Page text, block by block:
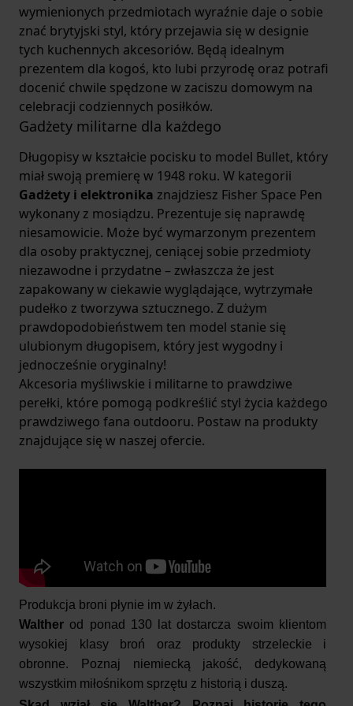
wymienionych przedmiotach wyraźnie daje o sobie
znać brytyjski styl, który przejawia się w designie
tych kuchennych akcesoriów. Będą idealnym
prezentem dla kogoś, kto lubi przyrodę oraz potrafi
docenić chwile spędzone w zaciszu domowym na
celebracji codziennych posiłków.
Gadżety militarne dla każdego
Długopisy w kształcie pocisku to model Bullet, który
miał swoją premierę w 1948 roku. W kategorii
Gadżety i elektronika znajdziesz Fisher Space Pen
wykonany z mosiądzu. Prezentuje się naprawdę
niesamowicie. Może być wymarzonym prezentem
dla osoby praktycznej, ceniącej sobie przedmioty
niezawodne i przydatne – zwłaszcza że jest
zapakowany w ciekawie wyglądające, wytrzymałe
pudełko z tworzywa sztucznego. Z dużym
prawdopodobieństwem ten model stanie się
ulubionym długopisem, który jest wygodny i
jednocześnie oryginalny!
Akcesoria myśliwskie i militarne to prawdziwe
perełki, które pomogą podkreślić styl życia każdego
prawdziwego fana outdooru. Postaw na produkty
znajdujące się w naszej ofercie.
Produkcja broni płynie im w żyłach.
Walther od ponad 130 lat dostarcza swoim klientom
wysokiej klasy broń oraz produkty strzeleckie i
obronne.
Poznaj niemiecką jakość, dedykowaną
wszystkim miłośnikom sprzętu z historią i duszą.